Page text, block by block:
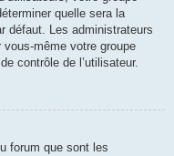
quelle sera la
défaut. Les administrateurs
même votre groupe
contrôle de l’utilisateur.
forum que sont les